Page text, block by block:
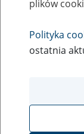
21
wsparcia
powodu
Uścińska,
plików
Polityka
ostatnia